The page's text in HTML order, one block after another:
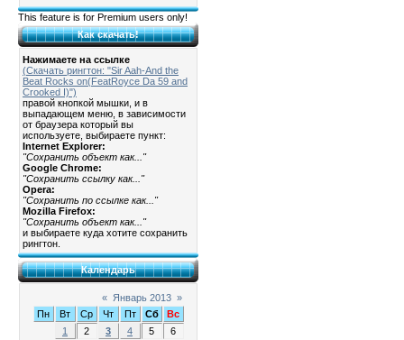
This feature is for Premium users only!
Как скачать!
Нажимаете на ссылке
(Скачать рингтон: "Sir Aah-And the
Beat Rocks on(FeatRoyce Da 59 and
Crooked I)")
правой кнопкой мышки, и в
выпадающем меню, в зависимости
от браузера который вы
используете, выбираете пункт:
Internet Explorer:
"Сохранить объект как..."
Google Chrome:
"Сохранить ссылку как..."
Opera:
"Сохранить по ссылке как..."
Mozilla Firefox:
"Сохранить объект как..."
и выбираете куда хотите сохранить
рингтон.
Календарь
« Январь 2013 »
Пн
Вт Ср Чт Пт Сб
Вс
1
2 3 4 5
6